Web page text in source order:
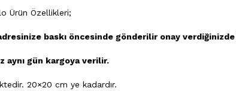
Ürün Özellikleri;
baskı öncesinde gönderilir onay
aynı gün kargoya verilir.
20×20 cm ye kadardır.